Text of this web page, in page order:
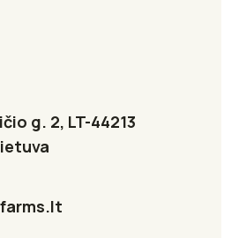
g. 2, LT-44213